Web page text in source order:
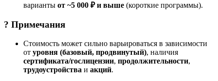
варианты от ~5 000 ₽ и выше (короткие программы).
? Примечания
Стоимость может сильно варьироваться в зависимости
от уровня (базовый, продвинутый), наличия
сертификата/гослицензии, продолжительности,
трудоустройства и акций.